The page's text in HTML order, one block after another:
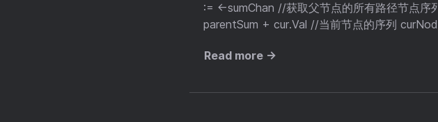
:= <-sumChan //获取父节点的所有路径节点
parentSum + cur.Val //当前节点的序列
Read more →